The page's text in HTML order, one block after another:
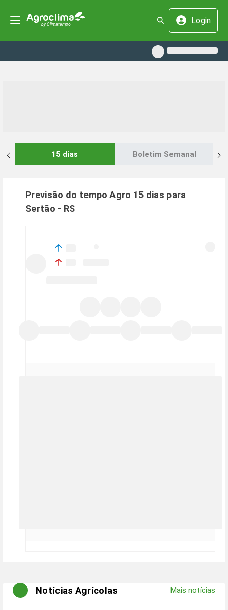
Login
15 dias Boletim Semanal
Previsão do tempo Agro 15 dias para
Sertão - RS
Notícias Agrícolas Mais notícias